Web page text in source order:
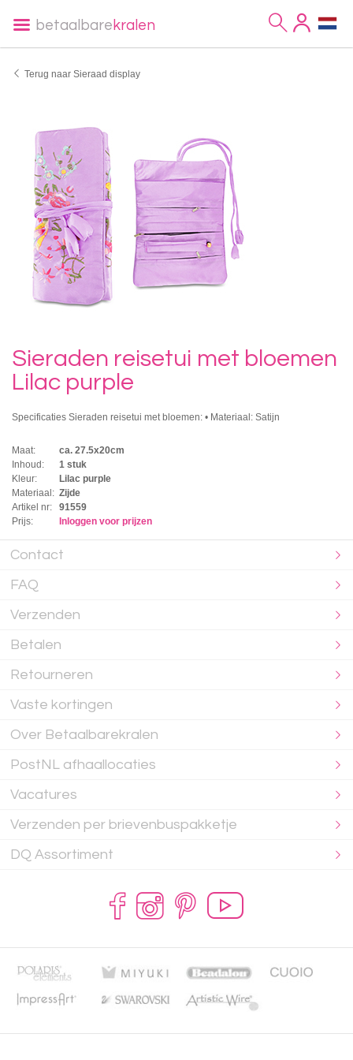
betaalbare kralen
Terug naar Sieraad display
Sieraden reisetui met bloemen
Lilac purple
Specificaties Sieraden reisetui met bloemen: • Materiaal: Satijn
Maat:
ca. 27.5x20cm
Inhoud:
1 stuk
Kleur:
Lilac purple
Materiaal: Zijde
Artikel nr:
91559
Prijs:
Inloggen voor prijzen
Contact
FAQ
Verzenden
Betalen
Retourneren
Vaste kortingen
Over Betaalbarekralen
PostNL afhaallocaties
Vacatures
Verzenden per brievenbuspakketje
DQ Assortiment